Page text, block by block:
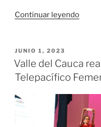
Continuar leyendo
las
de
la
PUBLICADO
EL
JUNIO 1, 2023
Valle del Cauca
Telepacífico